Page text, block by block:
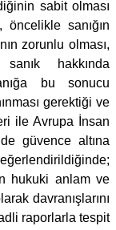
sabit olması
sanığın
zorunlu olması,
hakkında
bu sonucu
gerektiği ve
ile Avrupa İnsan
güvence altına
hukuki anlam ve
davranışlarını
raporlarla tespit